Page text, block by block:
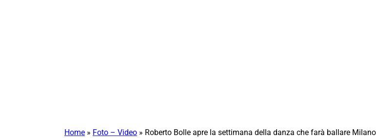
Home » Foto – Video » Roberto Bolle apre la settimana della danza che farà ballare Milano